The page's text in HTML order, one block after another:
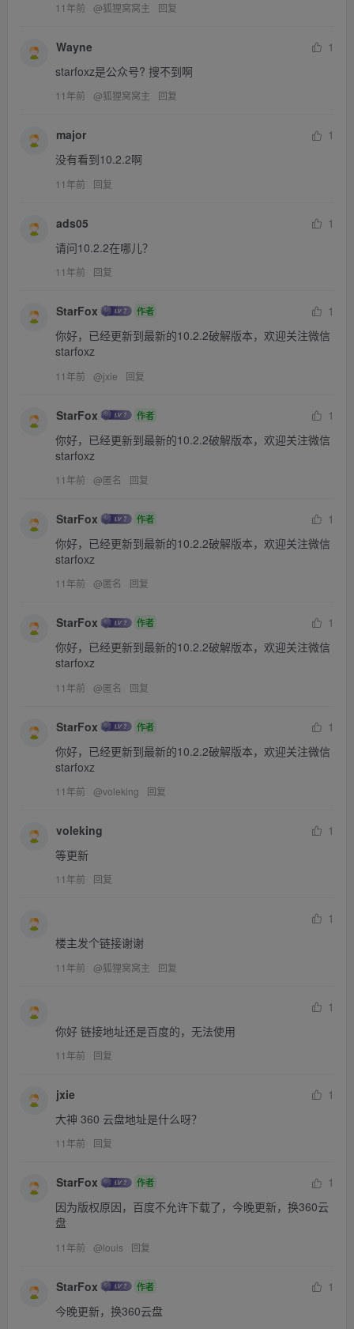
11年前 @狐狸窝窝主 回复
Wayne
1
starfoxz是公众号? 搜不到啊
11年前 @狐狸窝窝主 回复
major
1
没有看到10.2.2啊
11年前 回复
ads05
1
请问10.2.2在哪儿？
11年前 回复
StarFox 作者
1
你好，已经更新到最新的10.2.2破解版本，欢迎关注微信
starfoxz
11年前 @jxie 回复
StarFox 作者
1
你好，已经更新到最新的10.2.2破解版本，欢迎关注微信
starfoxz
11年前 @匿名 回复
StarFox 作者
1
你好，已经更新到最新的10.2.2破解版本，欢迎关注微信
starfoxz
11年前 @匿名 回复
StarFox 作者
1
你好，已经更新到最新的10.2.2破解版本，欢迎关注微信
starfoxz
11年前 @匿名 回复
StarFox 作者
1
你好，已经更新到最新的10.2.2破解版本，欢迎关注微信
starfoxz
11年前 @voleking 回复
voleking
1
等更新
11年前 回复
1
楼主发个链接谢谢
11年前 @狐狸窝窝主 回复
1
你好 链接地址还是百度的，无法使用
11年前 回复
jxie
1
大神 360 云盘地址是什么呀？
11年前 回复
StarFox 作者
1
因为版权原因，百度不允许下载了，今晚更新，换360云
盘
11年前 @louis 回复
StarFox 作者
1
今晚更新，换360云盘